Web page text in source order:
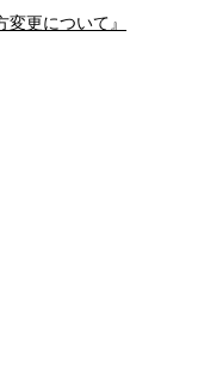
更について』